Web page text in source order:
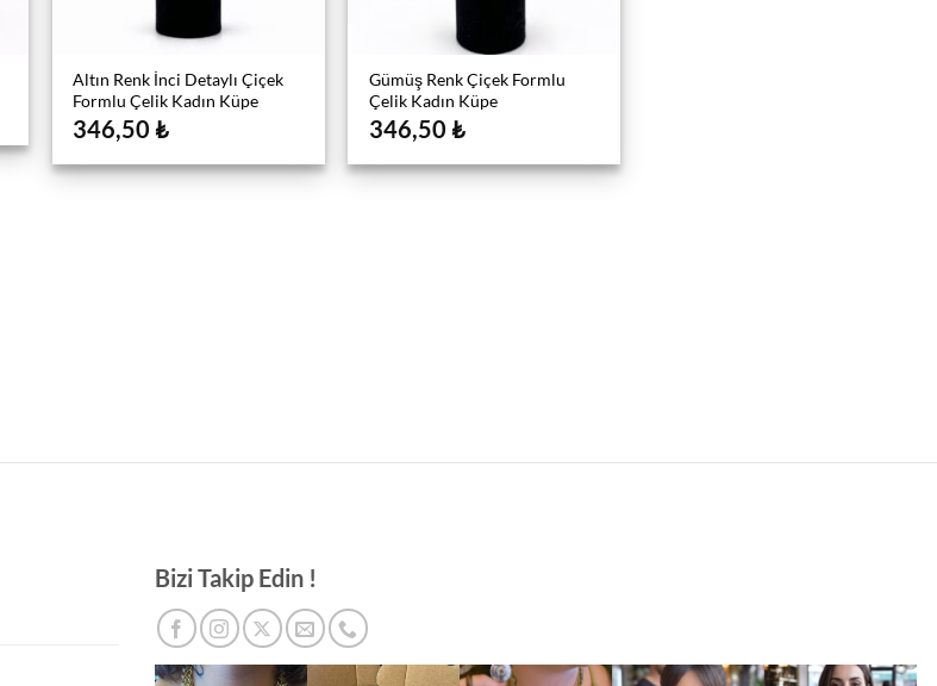
Altın Renk İnci Detaylı Çiçek
Formlu Çelik Kadın Küpe
346,50 ₺
Gümüş Renk Çiçek Formlu
Çelik Kadın Küpe
346,50 ₺
Bizi Takip Edin !